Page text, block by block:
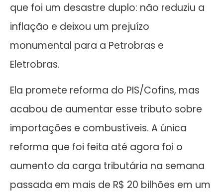
que foi um desastre duplo: não reduziu a
inflação e deixou um prejuízo
monumental para a Petrobras e
Eletrobras.
Ela promete reforma do PIS/Cofins, mas
acabou de aumentar esse tributo sobre
importações e combustíveis. A única
reforma que foi feita até agora foi o
aumento da carga tributária na semana
passada em mais de R$ 20 bilhões em um